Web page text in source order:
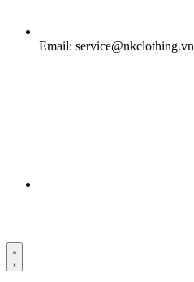
Email: service@nkclothing.vn